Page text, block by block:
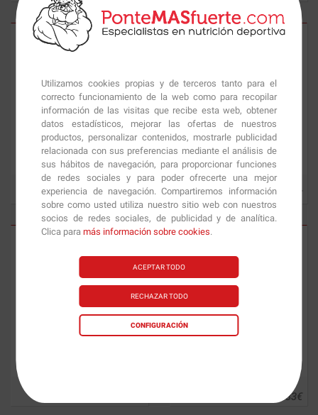
Utilizamos cookies propias y de terceros tanto para el
correcto funcionamiento de la web como para recopilar
información de las visitas que recibe esta web, obtener
datos estadísticos, mejorar las ofertas de nuestros
productos, personalizar contenidos, mostrarle publicidad
relacionada con sus preferencias mediante el análisis de
sus hábitos de navegación, para proporcionar funciones
de redes sociales y para poder ofrecerte una mejor
experiencia de navegación. Compartiremos información
sobre como usted utiliza nuestro sitio web con nuestros
socios de redes sociales, de publicidad y de analítica.
Clica paramás información sobre cookies.
ACEPTAR TODO
RECHAZAR TODO
CONFIGURACIÓN
Gafas SonderRounded Red
Energy
€
4.33
Gafas SonderFramed Red
Energy
€
4.33